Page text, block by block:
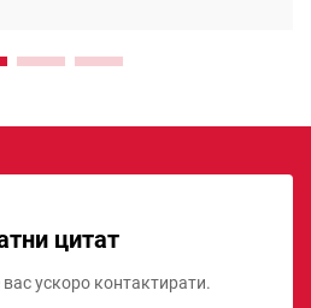
цитат
ускоро контактирати.